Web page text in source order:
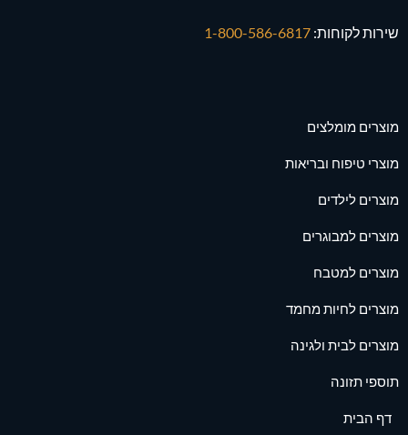
שירות לקוחות:
מוצרים מומלצים
מוצרי טיפוח ובריאות
מוצרים לילדים
מוצרים למבוגרים
מוצרים למטבח
מוצרים לחיות מחמד
מוצרים לבית ולגינה
תוספי תזונה
דף הבית